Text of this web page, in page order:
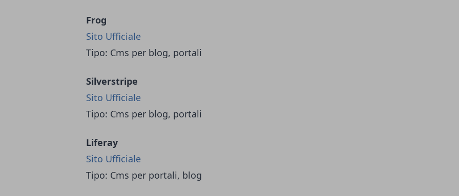
Frog
Sito Ufficiale
Tipo: Cms per blog, portali
Silverstripe
Sito Ufficiale
Tipo: Cms per blog, portali
Liferay
Sito Ufficiale
Tipo: Cms per portali, blog